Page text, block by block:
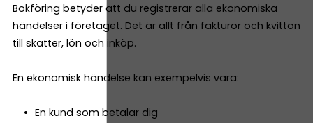
Bokföring betyder att du registrerar alla ekonomiska
händelser i företaget. Det är allt från fakturor och kvitton
till skatter, lön och inköp.
En ekonomisk händelse kan exempelvis vara:
En kund som betalar dig